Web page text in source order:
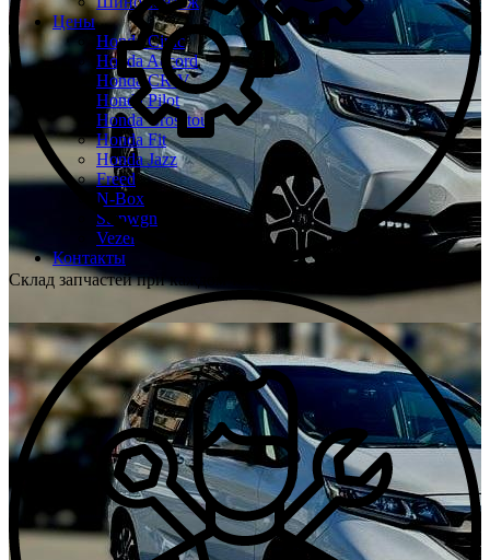
Цены
Honda Civic
Honda Accord
Honda CR-V
Honda Pilot
Honda Crosstour
Honda Fit
Honda Jazz
Freed
N-Box
Stepwgn
Vezel
Контакты
Склад запчастей при каждом техцентре